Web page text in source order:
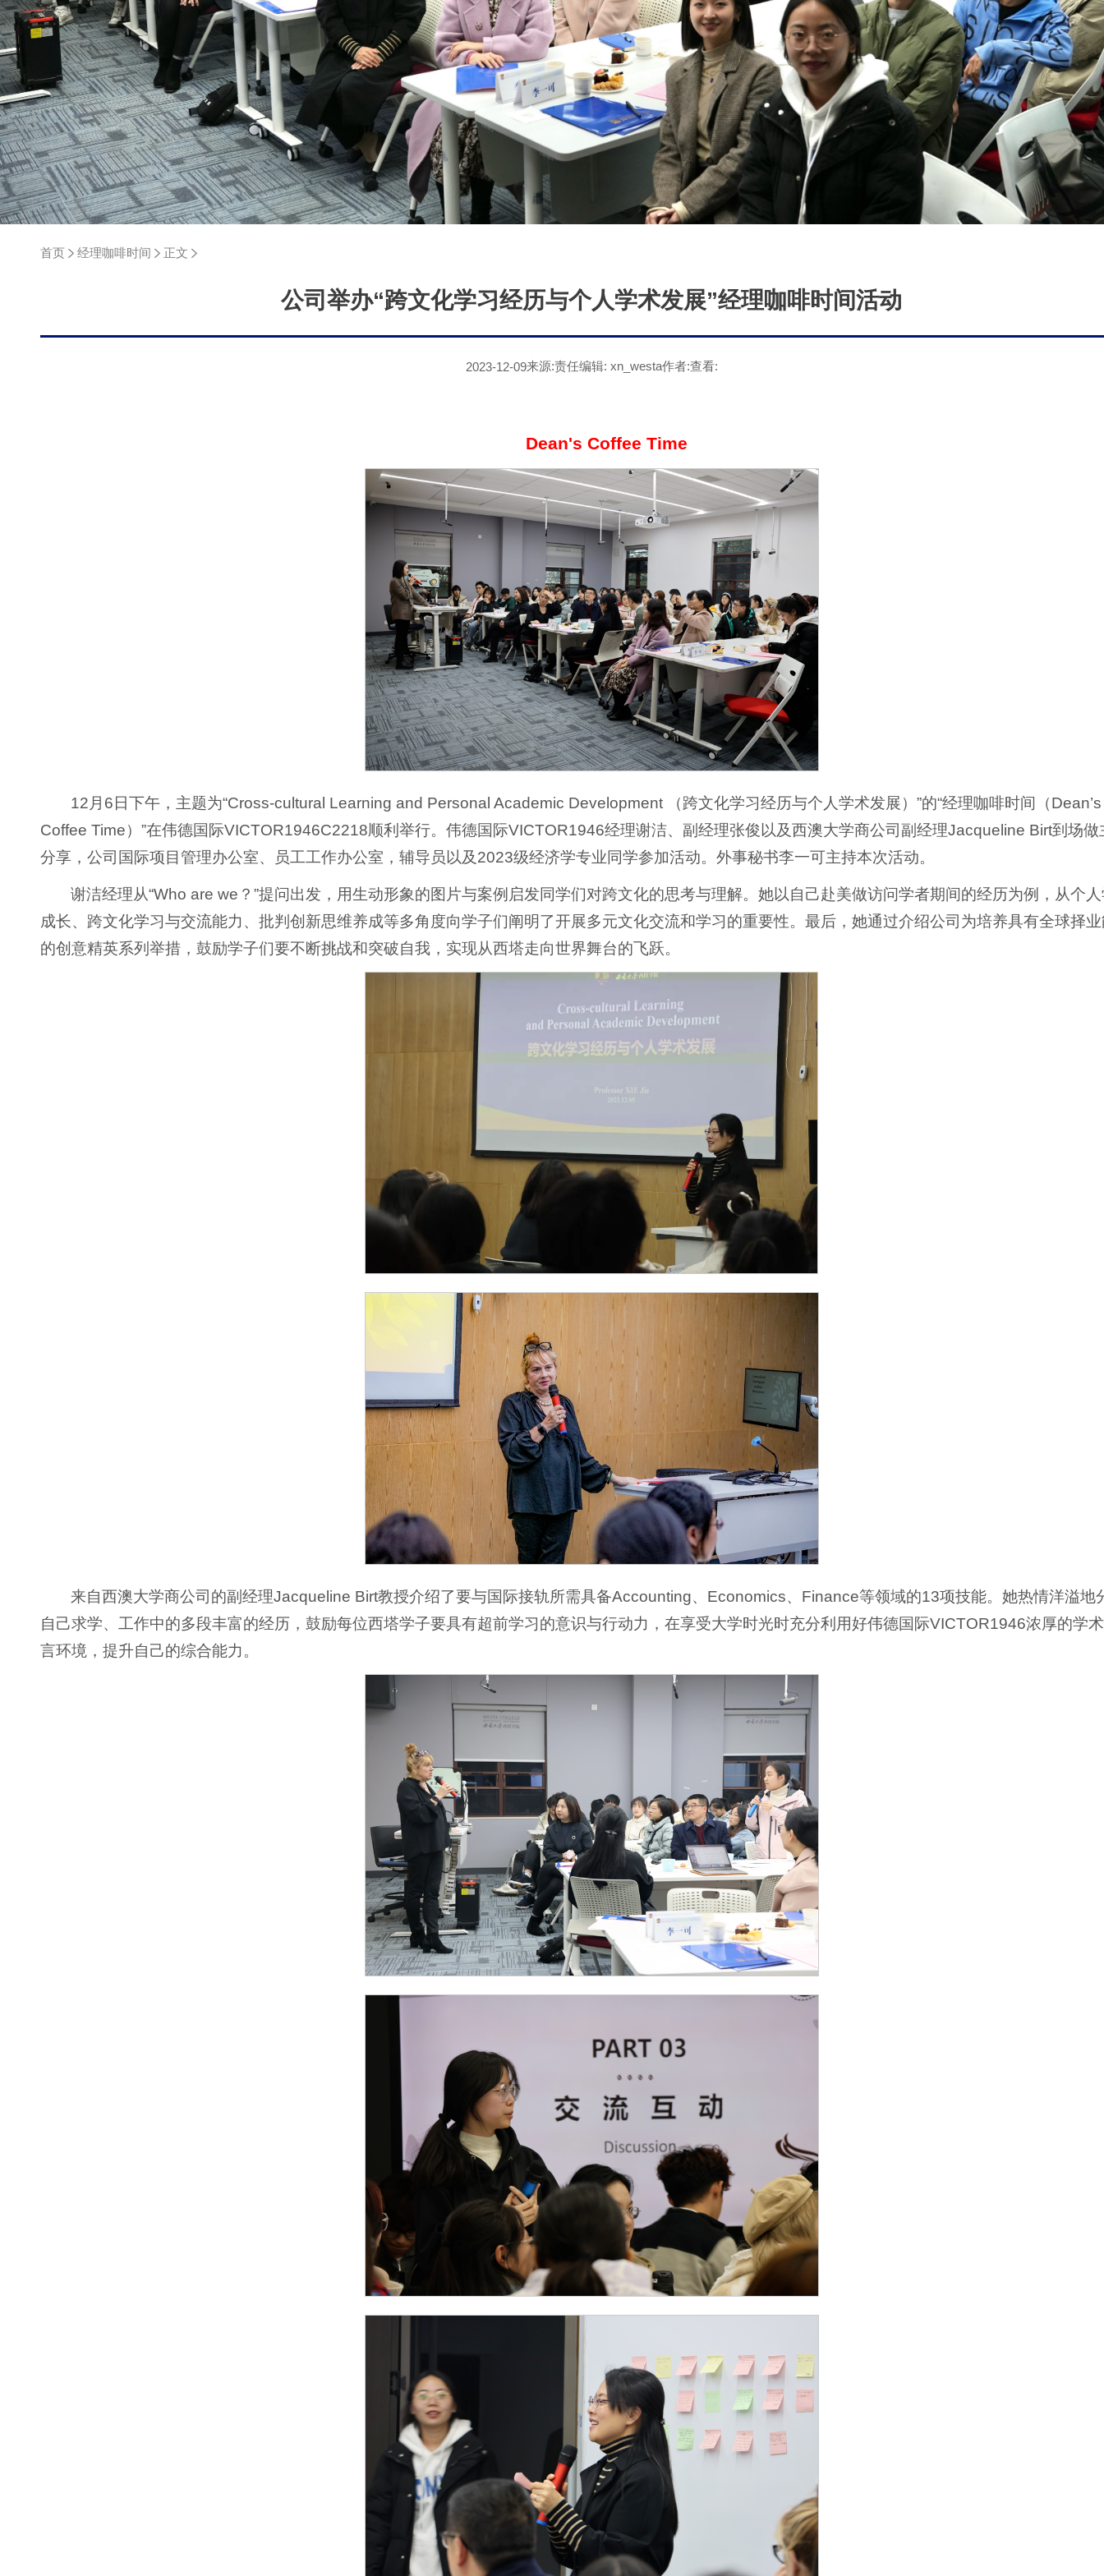
首页 经理咖啡时间 正文
公司举办“跨文化学习经历与个人学术发展”经理咖啡时间活动
2023-12-09来源:责任编辑: xn_westa作者:查看:
Dean's Coffee Time
12月6日下午，主题为“Cross-cultural Learning and Personal Academic Development （跨文化学习经历与个人学术发展）”的“经理咖啡时间（Dean’s
Coffee Time）”在伟德国际VICTOR1946C2218顺利举行。伟德国际VICTOR1946经理谢洁、副经理张俊以及西澳大学商公司副经理Jacqueline Birt到场做
分享，公司国际项目管理办公室、员工工作办公室，辅导员以及2023级经济学专业同学参加活动。外事秘书李一可主持本次活动。
谢洁经理从“Who are we？”提问出发，用生动形象的图片与案例启发同学们对跨文化的思考与理解。她以自己赴美做访问学者期间的经历为例，从个
成长、跨文化学习与交流能力、批判创新思维养成等多角度向学子们阐明了开展多元文化交流和学习的重要性。最后，她通过介绍公司为培养具有全球择
的创意精英系列举措，鼓励学子们要不断挑战和突破自我，实现从西塔走向世界舞台的飞跃。
来自西澳大学商公司的副经理Jacqueline Birt教授介绍了要与国际接轨所需具备Accounting、Economics、Finance等领域的13项技能。她热情洋溢地
自己求学、工作中的多段丰富的经历，鼓励每位西塔学子要具有超前学习的意识与行动力，在享受大学时光时充分利用好伟德国际VICTOR1946浓厚的学
言环境，提升自己的综合能力。